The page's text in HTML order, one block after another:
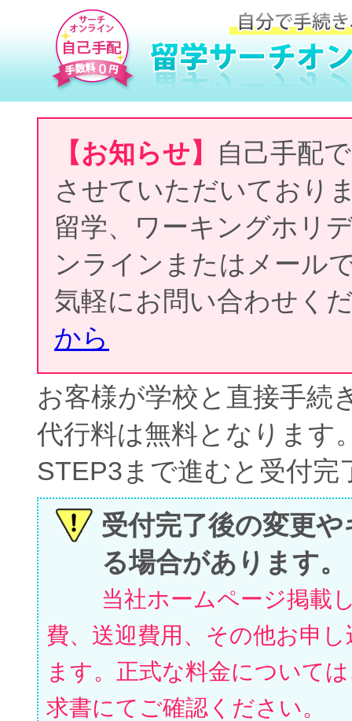
【お知らせ】
自己手配
させていただいており
留学、ワーキングホリ
ンラインまたはメール
気軽にお問い合わせく
から
お客様が学校と直接手続
代行料は無料となります
STEP3まで進むと受付完
受付完了後の変更
る場合があります。
当社ホームページ掲載
費、送迎費用、その他お申
ます。正式な料金について
求書にてご確認ください。